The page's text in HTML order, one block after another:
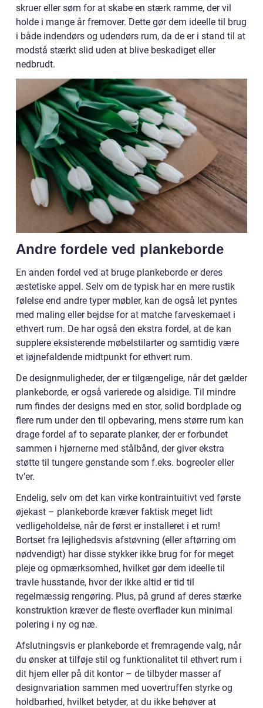
skruer eller søm for at skabe en stærk ramme, der vil
holde i mange år fremover. Dette gør dem ideelle til brug
i både indendørs og udendørs rum, da de er i stand til at
modstå stærkt slid uden at blive beskadiget eller
nedbrudt.
Andre fordele ved plankeborde
En anden fordel ved at bruge plankeborde er deres
æstetiske appel. Selv om de typisk har en mere rustik
følelse end andre typer møbler, kan de også let pyntes
med maling eller bejdse for at matche farveskemaet i
ethvert rum. De har også den ekstra fordel, at de kan
supplere eksisterende møbelstilarter og samtidig være
et iøjnefaldende midtpunkt for ethvert rum.
De designmuligheder, der er tilgængelige, når det gælder
plankeborde, er også varierede og alsidige. Til mindre
rum findes der designs med en stor, solid bordplade og
flere rum under den til opbevaring, mens større rum kan
drage fordel af to separate planker, der er forbundet
sammen i hjørnerne med stålbånd, der giver ekstra
støtte til tungere genstande som f.eks. bogreoler eller
tv’er.
Endelig, selv om det kan virke kontraintuitivt ved første
øjekast – plankeborde kræver faktisk meget lidt
vedligeholdelse, når de først er installeret i et rum!
Bortset fra lejlighedsvis afstøvning (eller aftørring om
nødvendigt) har disse stykker ikke brug for for meget
pleje og opmærksomhed, hvilket gør dem ideelle til
travle husstande, hvor der ikke altid er tid til
regelmæssig rengøring. Plus, på grund af deres stærke
konstruktion kræver de fleste overflader kun minimal
polering i ny og næ.
Afslutningsvis er plankeborde et fremragende valg, når
du ønsker at tilføje stil og funktionalitet til ethvert rum i
dit hjem eller på dit kontor – de tilbyder masser af
designvariation sammen med uovertruffen styrke og
holdbarhed, hvilket betyder, at du ikke behøver at